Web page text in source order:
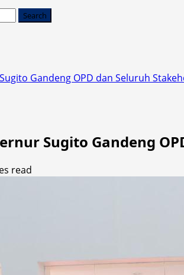
Gandeng OPD dan Seluruh
Sugito Gandeng
read